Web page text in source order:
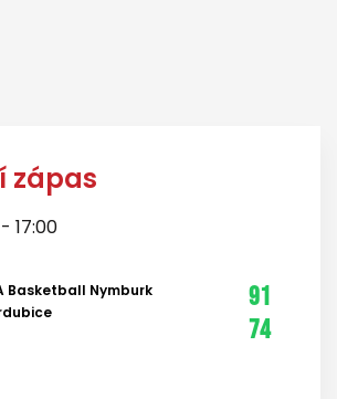
zápas
17:00
Basketball Nymburk
91
74